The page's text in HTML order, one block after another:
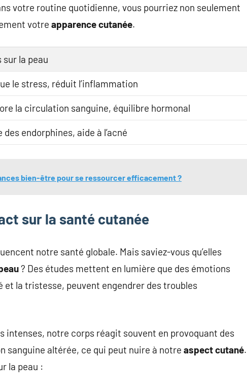
votre routine quotidienne, vous pourriez non seulement
votre apparence cutanée.
la peau
le stress, réduit l’inflammation
la circulation sanguine, équilibre hormonal
des endorphines, aide à l’acné
bien-être pour se ressourcer efficacement ?
sur la santé cutanée
notre santé globale. Mais saviez-vous qu’elles
? Des études mettent en lumière que des émotions
et la tristesse, peuvent engendrer des troubles
intenses, notre corps réagit souvent en provoquant des
sanguine altérée, ce qui peut nuire à notre aspect cutané.
la peau :